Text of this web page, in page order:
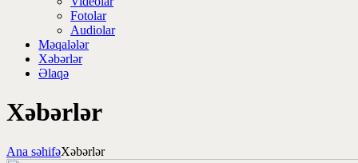
Fotolar
Audiolar
Məqalələr
Xəbərlər
Əlaqə
Xəbərlər
Ana səhifəXəbərlər